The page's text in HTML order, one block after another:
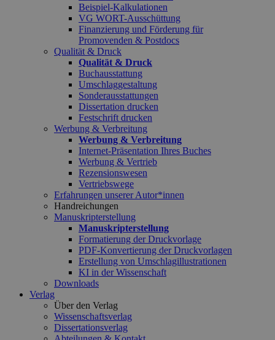
Beispiel-Kalkulationen
VG WORT-Ausschüttung
Finanzierung und Förderung für
Promovenden & Postdocs
Qualität & Druck
Qualität & Druck
Buchausstattung
Umschlaggestaltung
Sonderausstattungen
Dissertation drucken
Festschrift drucken
Werbung & Verbreitung
Werbung & Verbreitung
Internet-Präsentation Ihres Buches
Werbung & Vertrieb
Rezensionswesen
Vertriebswege
Erfahrungen unserer Autor*innen
Handreichungen
Manuskripterstellung
Manuskripterstellung
Formatierung der Druckvorlage
PDF-Konvertierung der Druckvorlagen
Erstellung von Umschlagillustrationen
KI in der Wissenschaft
Downloads
Verlag
Über den Verlag
Wissenschaftsverlag
Dissertationsverlag